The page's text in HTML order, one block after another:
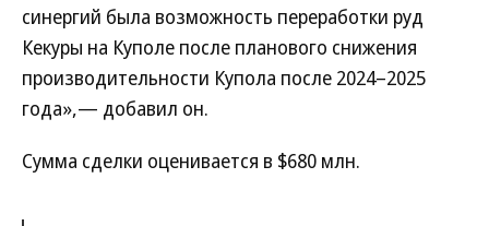
синергий была возможность переработки руд
Кекуры на Куполе после планового снижения
производительности Купола после 2024–2025
года»,— добавил он.
Сумма сделки оценивается в $680 млн.